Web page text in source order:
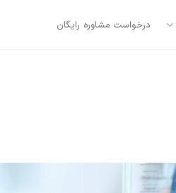
درخواست مشاوره رایگان